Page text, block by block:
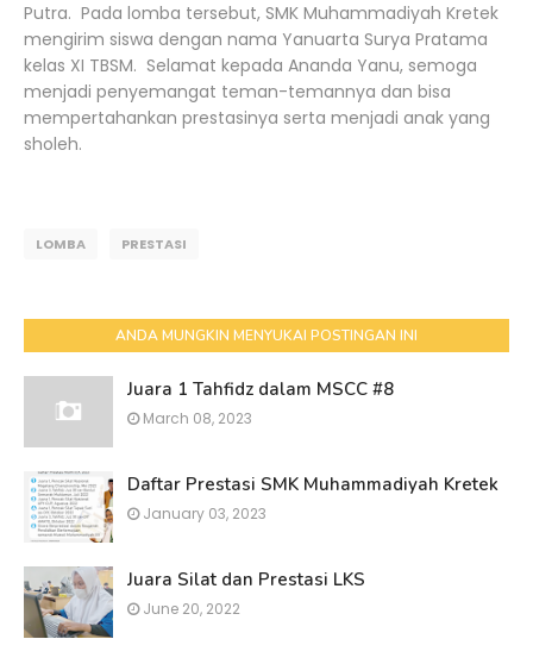
Putra. Pada lomba tersebut, SMK Muhammadiyah Kretek
mengirim siswa dengan nama Yanuarta Surya Pratama
kelas XI TBSM. Selamat kepada Ananda Yanu, semoga
menjadi penyemangat teman-temannya dan bisa
mempertahankan prestasinya serta menjadi anak yang
sholeh.
LOMBA PRESTASI
ANDA MUNGKIN MENYUKAI POSTINGAN INI
Juara 1 Tahfidz dalam MSCC #8
March 08, 2023
Daftar Prestasi SMK Muhammadiyah Kretek
January 03, 2023
Juara Silat dan Prestasi LKS
June 20, 2022